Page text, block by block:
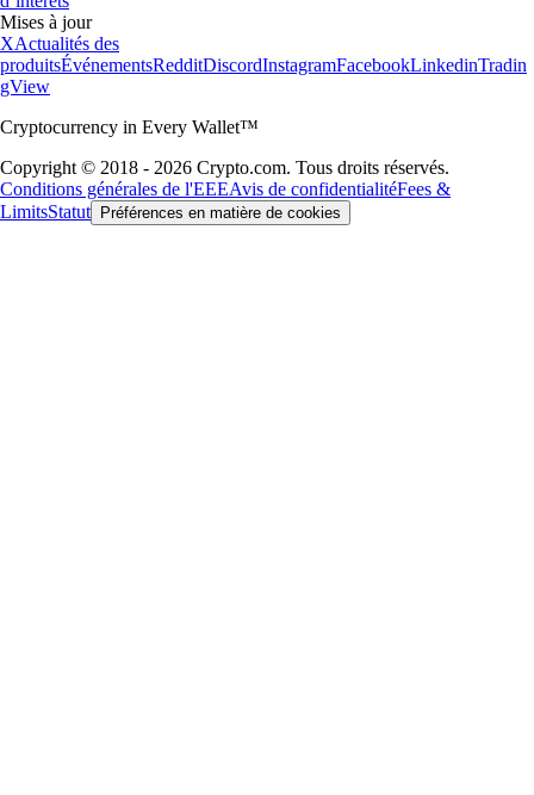
Mises à jour
XActualités des
produitsÉvénementsRedditDiscordInstagramFacebookLinkedinTradin
gView
Cryptocurrency in Every Wallet™
Copyright © 2018 - 2026 Crypto.com. Tous droits réservés.
Conditions générales de l'EEEAvis de confidentialitéFees &
LimitsStatut Préférences en matière de cookies